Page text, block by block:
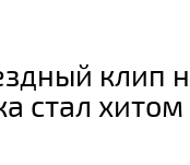
клип
стал